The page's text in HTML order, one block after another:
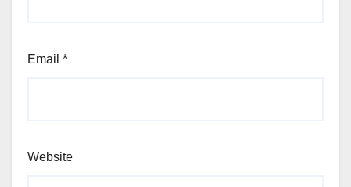
Email *
Website